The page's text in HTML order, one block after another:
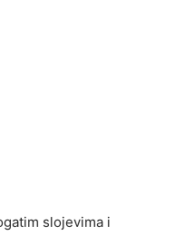
slojevima i